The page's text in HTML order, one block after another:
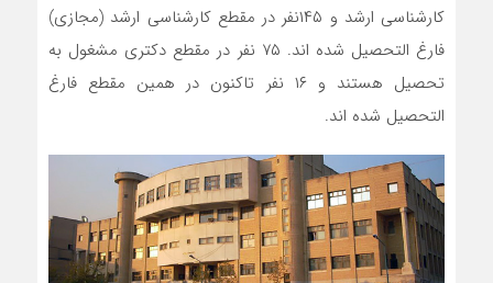
کارشناسی ارشد و ۱۴۵نفر در مقطع کارشناسی ارشد (مجازی)
فارغ التحصیل شده اند. ۷۵ نفر در مقطع دکتری مشغول به
تحصیل هستند و ۱۶ نفر تاکنون در همین مقطع فارغ
التحصیل شده اند.